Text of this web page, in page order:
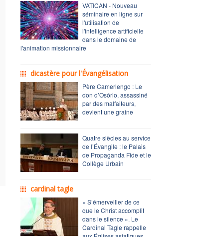
VATICAN - Nouveau
séminaire en ligne sur
l'utilisation de
l'intelligence artificielle
dans le domaine de
l'animation missionnaire
dicastère pour l'Évangélisation
Père Camerlengo : Le
don d’Osório, assassiné
par des malfaiteurs,
devient une graine
Quatre siècles au service
de l’Évangile : le Palais
de Propaganda Fide et le
Collège Urbain
cardinal tagle
« S’émerveiller de ce
que le Christ accomplit
dans le silence ». Le
Cardinal Tagle rappelle